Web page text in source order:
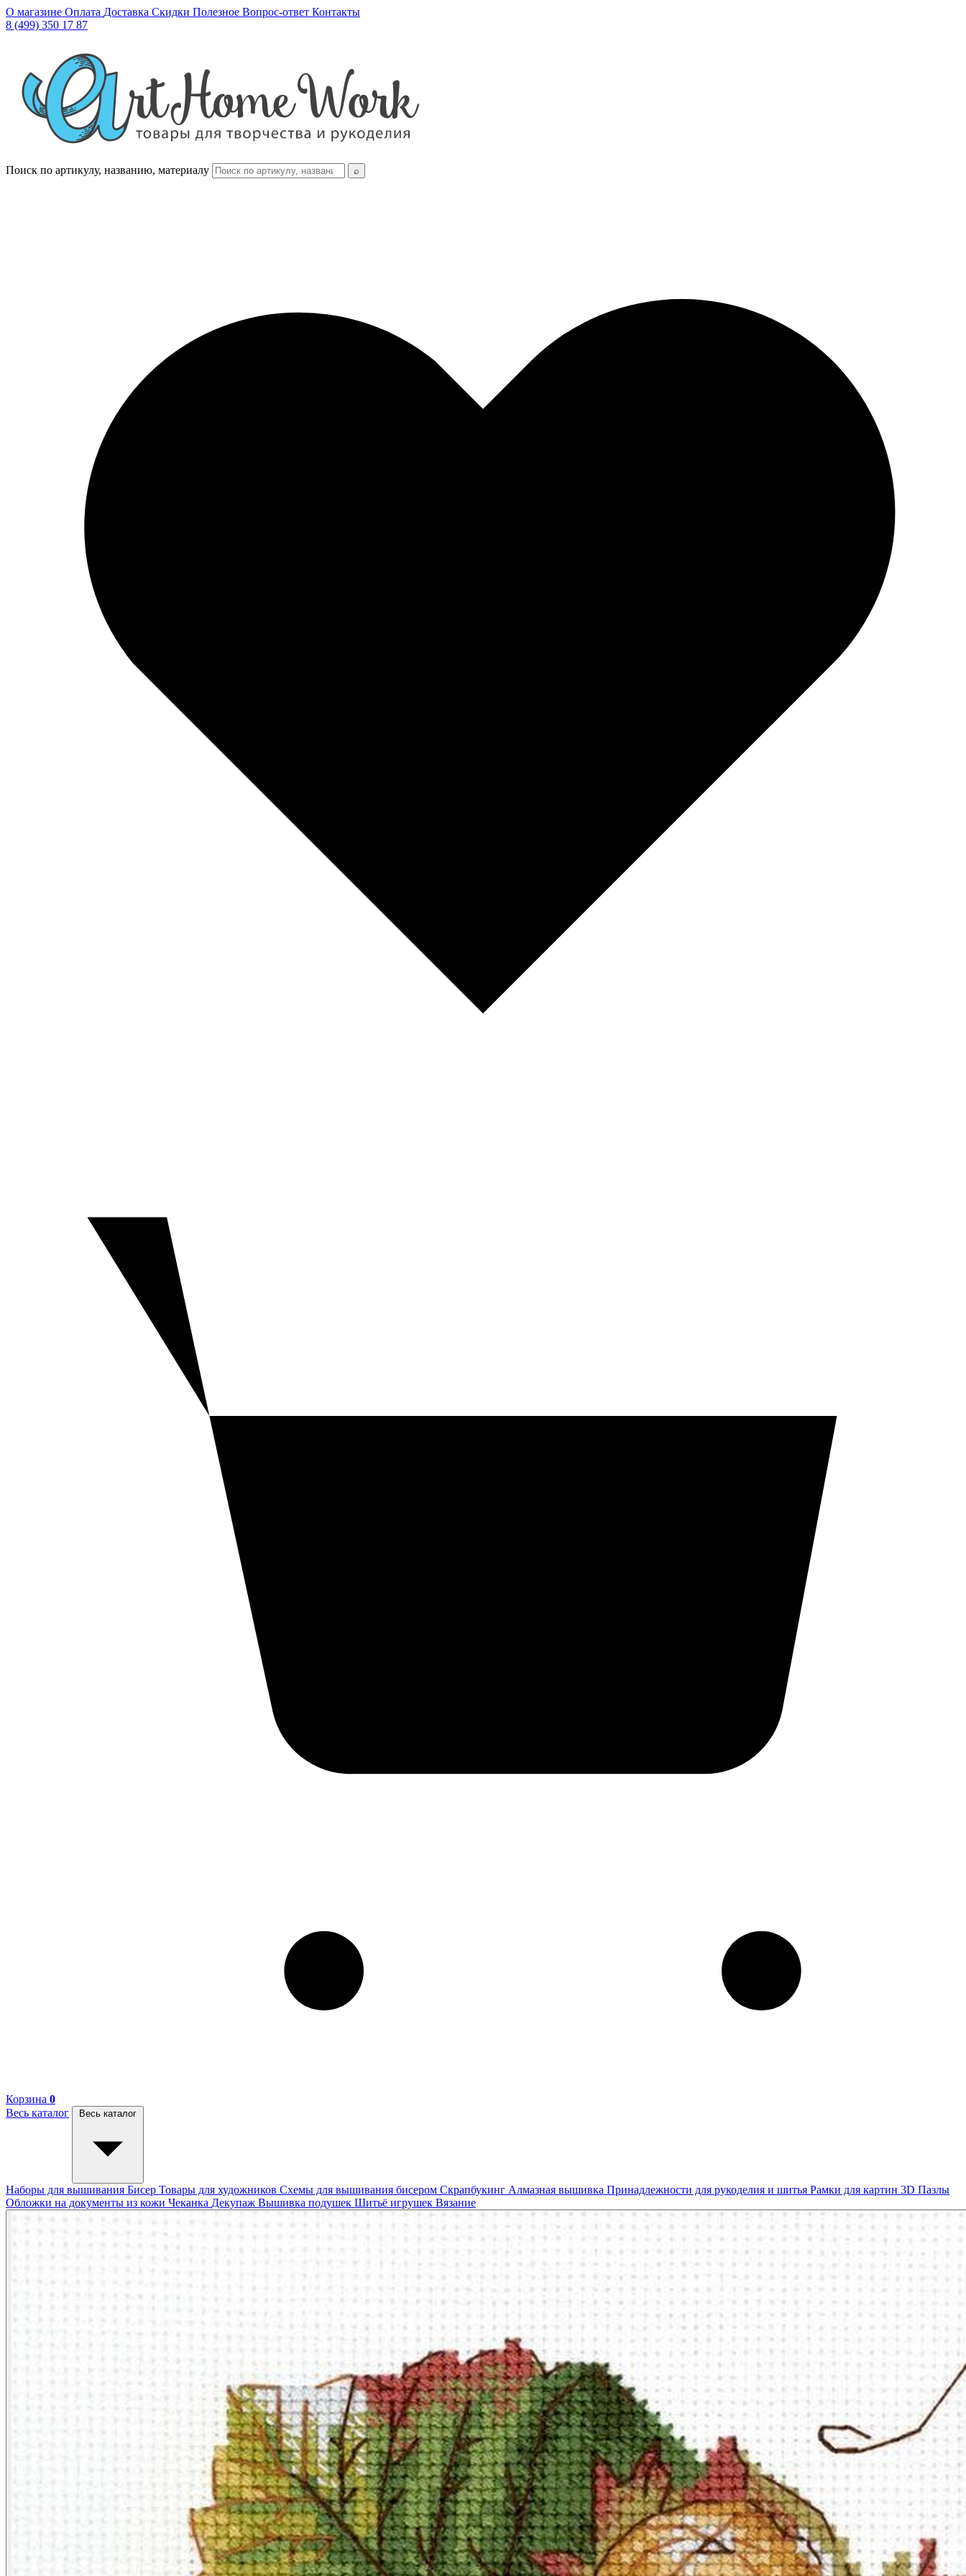
О магазине Оплата Доставка Скидки Полезное Вопрос-ответ Контакты
8 (499) 350 17 87
Поиск по артикулу, названию, материалу ⌕
Корзина 0
Весь каталог
Весь каталог
Наборы для вышивания Бисер Товары для художников Схемы для вышивания бисером Скрапбукинг Алмазная вышивка Принадлежности для рукоделия и шитья Рамки для картин 3D Пазлы
Обложки на документы из кожи Чеканка Декупаж Вышивка подушек Шитьё игрушек Вязание